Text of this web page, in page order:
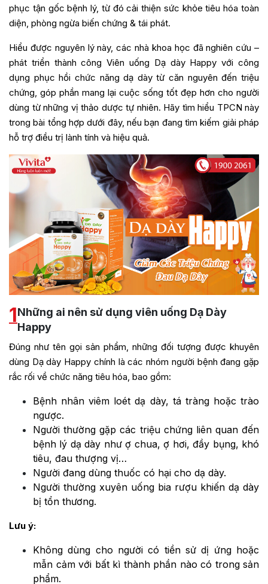
phục tận gốc bệnh lý, từ đó cải thiện sức khỏe tiêu hóa toàn
diện, phòng ngừa biến chứng & tái phát.
Hiểu được nguyên lý này, các nhà khoa học đã nghiên cứu –
phát triển thành công Viên uống Dạ dày Happy với công
dụng phục hồi chức năng dạ dày từ căn nguyên đến triệu
chứng, góp phần mang lại cuộc sống tốt đẹp hơn cho người
dùng từ những vị thảo dược tự nhiên. Hãy tìm hiểu TPCN này
trong bài tổng hợp dưới đây, nếu bạn đang tìm kiếm giải pháp
hỗ trợ điều trị lành tính và hiệu quả.
1Những ai nên sử dụng viên uống Dạ Dày
Happy
Đúng như tên gọi sản phẩm, những đối tượng được khuyên
dùng Dạ dày Happy chính là các nhóm người bệnh đang gặp
rắc rối về chức năng tiêu hóa, bao gồm:
Bệnh nhân viêm loét dạ dày, tá tràng hoặc trào
ngược.
Người thường gặp các triệu chứng liên quan đến
bệnh lý dạ dày như ợ chua, ợ hơi, đầy bụng, khó
tiêu, đau thượng vị…
Người đang dùng thuốc có hại cho dạ dày.
Người thường xuyên uống bia rượu khiến dạ dày
bị tổn thương.
Lưu ý:
Không dùng cho người có tiền sử dị ứng hoặc
mẫn cảm với bất kì thành phần nào có trong sản
phẩm.